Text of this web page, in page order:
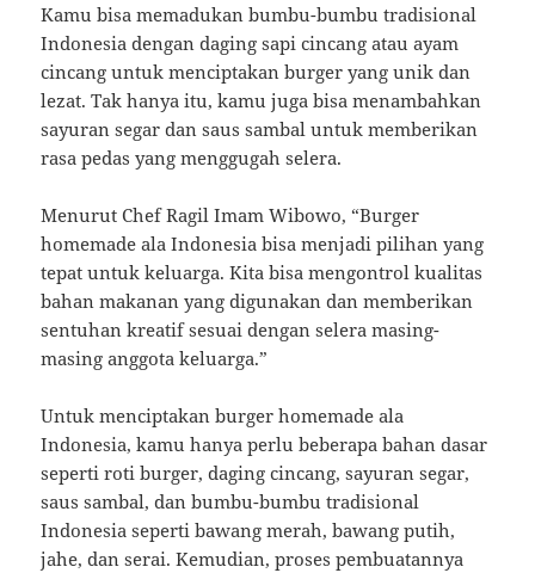
Kamu bisa memadukan bumbu-bumbu tradisional
Indonesia dengan daging sapi cincang atau ayam
cincang untuk menciptakan burger yang unik dan
lezat. Tak hanya itu, kamu juga bisa menambahkan
sayuran segar dan saus sambal untuk memberikan
rasa pedas yang menggugah selera.
Menurut Chef Ragil Imam Wibowo, “Burger
homemade ala Indonesia bisa menjadi pilihan yang
tepat untuk keluarga. Kita bisa mengontrol kualitas
bahan makanan yang digunakan dan memberikan
sentuhan kreatif sesuai dengan selera masing-
masing anggota keluarga.”
Untuk menciptakan burger homemade ala
Indonesia, kamu hanya perlu beberapa bahan dasar
seperti roti burger, daging cincang, sayuran segar,
saus sambal, dan bumbu-bumbu tradisional
Indonesia seperti bawang merah, bawang putih,
jahe, dan serai. Kemudian, proses pembuatannya